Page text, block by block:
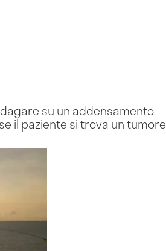
su un addensamento
il paziente si trova un tumore